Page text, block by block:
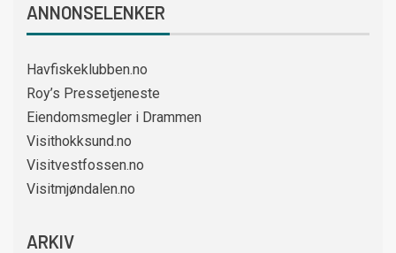
ANNONSELENKER
Havfiskeklubben.no
Roy’s Pressetjeneste
Eiendomsmegler i Drammen
Visithokksund.no
Visitvestfossen.no
Visitmjøndalen.no
ARKIV